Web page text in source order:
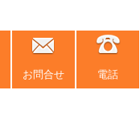
お問合せ 電話